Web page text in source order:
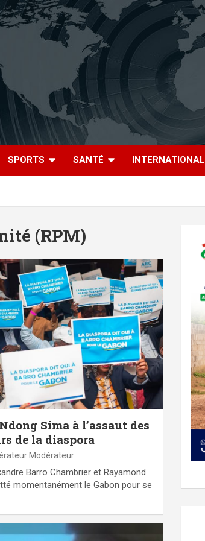
SPORTS SANTÉ INTERNATIONAL
(RPM)
Sima à l’assaut des
de la diaspora
Modérateur
Barro Chambrier et Rayamond
momentanément le Gabon pour se